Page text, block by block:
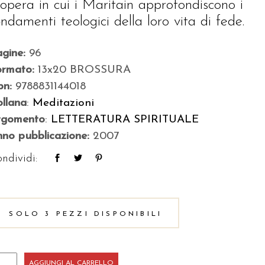
in cui i Maritain approfondiscono i
teologici della loro vita di fede.
96
13x20 BROSSURA
9788831144018
: Meditazioni
: LETTERATURA SPIRITUALE
pubblicazione: 2007
SOLO 3 PEZZI DISPONIBILI
AGGIUNGI AL CARRELLO